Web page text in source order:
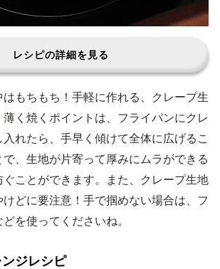
レシピの詳細を見る
もちもち！手軽に作れる、クレープ生
く焼くポイントは、フライパンにクレ
れたら、手早く傾けて全体に広げるこ
、生地が片寄って厚みにムラができる
ぐことができます。また、クレープ生地
どに要注意！手で掴めない場合は、フ
を使ってくださいね。
ジレシピ